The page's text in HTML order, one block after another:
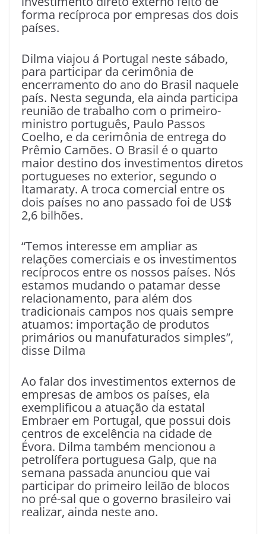
forma recíproca por empresas dos dois
países.
Dilma viajou á Portugal neste sábado,
para participar da cerimônia de
encerramento do ano do Brasil naquele
país. Nesta segunda, ela ainda participa
reunião de trabalho com o primeiro-
ministro português, Paulo Passos
Coelho, e da cerimônia de entrega do
Prêmio Camões. O Brasil é o quarto
maior destino dos investimentos diretos
portugueses no exterior, segundo o
Itamaraty. A troca comercial entre os
dois países no ano passado foi de US$
2,6 bilhões.
“Temos interesse em ampliar as
relações comerciais e os investimentos
recíprocos entre os nossos países. Nós
estamos mudando o patamar desse
relacionamento, para além dos
tradicionais campos nos quais sempre
atuamos: importação de produtos
primários ou manufaturados simples”,
disse Dilma
Ao falar dos investimentos externos de
empresas de ambos os países, ela
exemplificou a atuação da estatal
Embraer em Portugal, que possui dois
centros de excelência na cidade de
Évora. Dilma também mencionou a
petrolífera portuguesa Galp, que na
semana passada anunciou que vai
participar do primeiro leilão de blocos
no pré-sal que o governo brasileiro vai
realizar, ainda neste ano.